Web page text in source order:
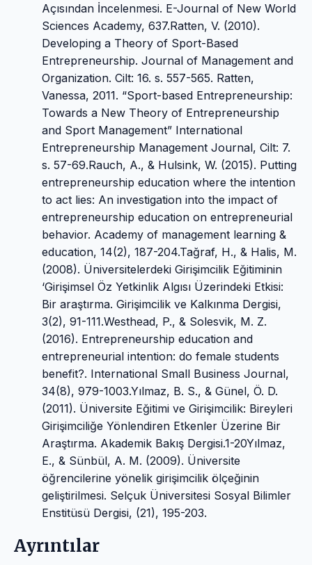
Açısından İncelenmesi. E-Journal of New World
Sciences Academy, 637.Ratten, V. (2010).
Developing a Theory of Sport-Based
Entrepreneurship. Journal of Management and
Organization. Cilt: 16. s. 557-565. Ratten,
Vanessa, 2011. “Sport-based Entrepreneurship:
Towards a New Theory of Entrepreneurship
and Sport Management” International
Entrepreneurship Management Journal, Cilt: 7.
s. 57-69.Rauch, A., & Hulsink, W. (2015). Putting
entrepreneurship education where the intention
to act lies: An investigation into the impact of
entrepreneurship education on entrepreneurial
behavior. Academy of management learning &
education, 14(2), 187-204.Tağraf, H., & Halis, M.
(2008). Üniversitelerdeki Girişimcilik Eğitiminin
‘Girişimsel Öz Yetkinlik Algısı Üzerindeki Etkisi:
Bir araştırma. Girişimcilik ve Kalkınma Dergisi,
3(2), 91-111.Westhead, P., & Solesvik, M. Z.
(2016). Entrepreneurship education and
entrepreneurial intention: do female students
benefit?. International Small Business Journal,
34(8), 979-1003.Yılmaz, B. S., & Günel, Ö. D.
(2011). Üniversite Eğitimi ve Girişimcilik: Bireyleri
Girişimciliğe Yönlendiren Etkenler Üzerine Bir
Araştırma. Akademik Bakış Dergisi.1-20Yılmaz,
E., & Sünbül, A. M. (2009). Üniversite
öğrencilerine yönelik girişimcilik ölçeğinin
geliştirilmesi. Selçuk Üniversitesi Sosyal Bilimler
Enstitüsü Dergisi, (21), 195-203.
Ayrıntılar